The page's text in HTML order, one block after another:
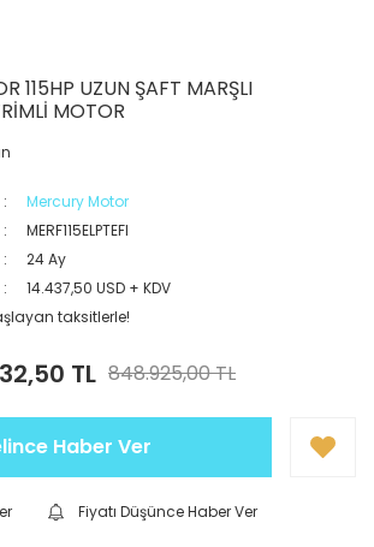
115HP UZUN ŞAFT MARŞLI
MOTOR
Mercury Motor
MERF115ELPTEFI
24 Ay
14.437,50 USD + KDV
taksitlerle!
TL 848.925,00 TL
Haber Ver
Fiyatı Düşünce Haber Ver